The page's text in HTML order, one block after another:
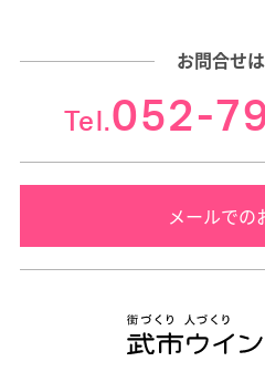
お問合せ
Tel.052-
メールでの